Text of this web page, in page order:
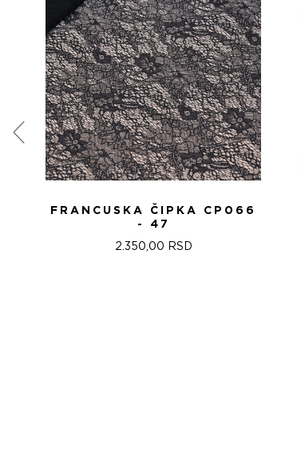
FRANCUSKA ČIPKA CP066
- 47
2.350,00 RSD